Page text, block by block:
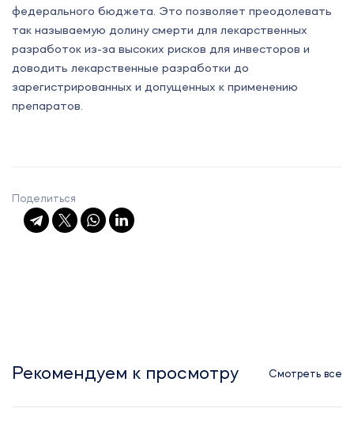
федерального бюджета. Это позволяет преодолевать
так называемую долину смерти для лекарственных
разработок из-за высоких рисков для инвесторов и
доводить лекарственные разработки до
зарегистрированных и допущенных к применению
препаратов.
Поделиться
Рекомендуем к просмотру Смотреть все